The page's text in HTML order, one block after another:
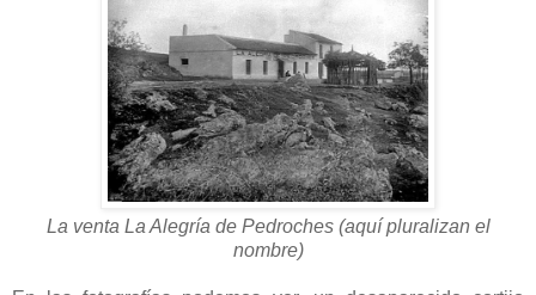
La venta La Alegría de Pedroches (aquí pluralizan el
nombre)